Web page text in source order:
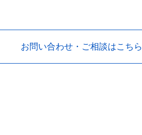
お問い合わせ・ご相談はこちら